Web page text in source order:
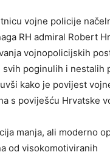
vojne policije
RH admiral Robert
vojnopolicijskih
svih poginulih i nestalih
kako je povijest
s poviješću Hrvatske
manja, ali moderno
od visokomotiviranih